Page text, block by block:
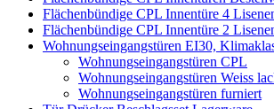
Flächenbündige CPL Innentüre 4
Flächenbündige CPL Innentüre 2
Wohnungseingangstüren EI30,
Wohnungseingangstüren CPL
Wohnungseingangstüren Weiss
Wohnungseingangstüren furniert